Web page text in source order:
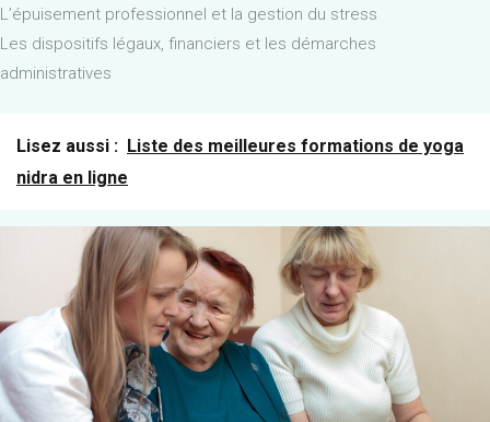
L’épuisement professionnel et la gestion du stress
Les dispositifs légaux, financiers et les démarches
administratives
Lisez aussi : Liste des meilleures formations de yoga
nidra en ligne